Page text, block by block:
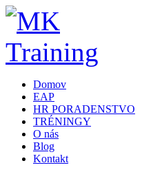
Domov
EAP
HR PORADENSTVO
TRÉNINGY
O nás
Blog
Kontakt